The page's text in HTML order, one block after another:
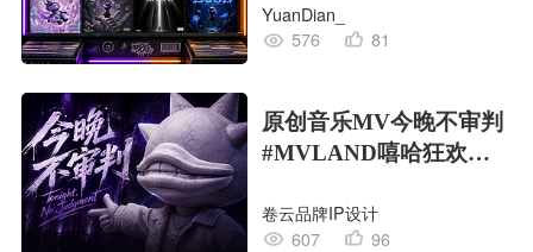
YuanDian_
576
81
原创音乐MV今晚不审判
#MVLAND嘻哈狂欢派
卷云品牌IP设计
607
96